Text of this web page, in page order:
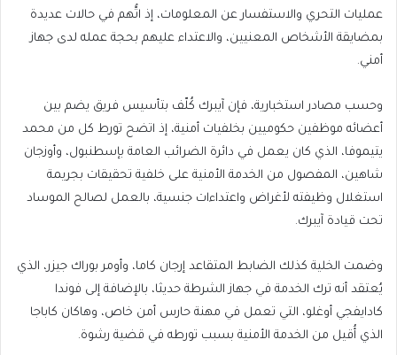
عمليات التحري والاستفسار عن المعلومات، إذ اتُّهم في حالات عديدة
بمضايقة الأشخاص المعنيين، والاعتداء عليهم بحجة عمله لدى جهاز
أمني.
وحسب مصادر استخبارية، فإن آيبرك كُلّف بتأسيس فريق يضم بين
أعضائه موظفين حكوميين بخلفيات أمنية، إذ اتضح تورط كل من محمد
يتيموفا، الذي كان يعمل في دائرة الضرائب العامة بإسطنبول، وأوزجان
شاهين، المفصول من الخدمة الأمنية على خلفية تحقيقات بجريمة
استغلال وظيفته لأغراض واعتداءات جنسية، بالعمل لصالح الموساد
تحت قيادة آيبرك.
وضمت الخلية كذلك الضابط المتقاعد إرجان كاما، وأومر بوراك جيزر، الذي
يُعتقد أنه ترك الخدمة في جهاز الشرطة حديثا، بالإضافة إلى فوندا
كادايفجي أوغلو، التي تعمل في مهنة حارس أمن خاص، وهاكان كاباجا
الذي أُقيل من الخدمة الأمنية بسبب تورطه في قضية رشوة.